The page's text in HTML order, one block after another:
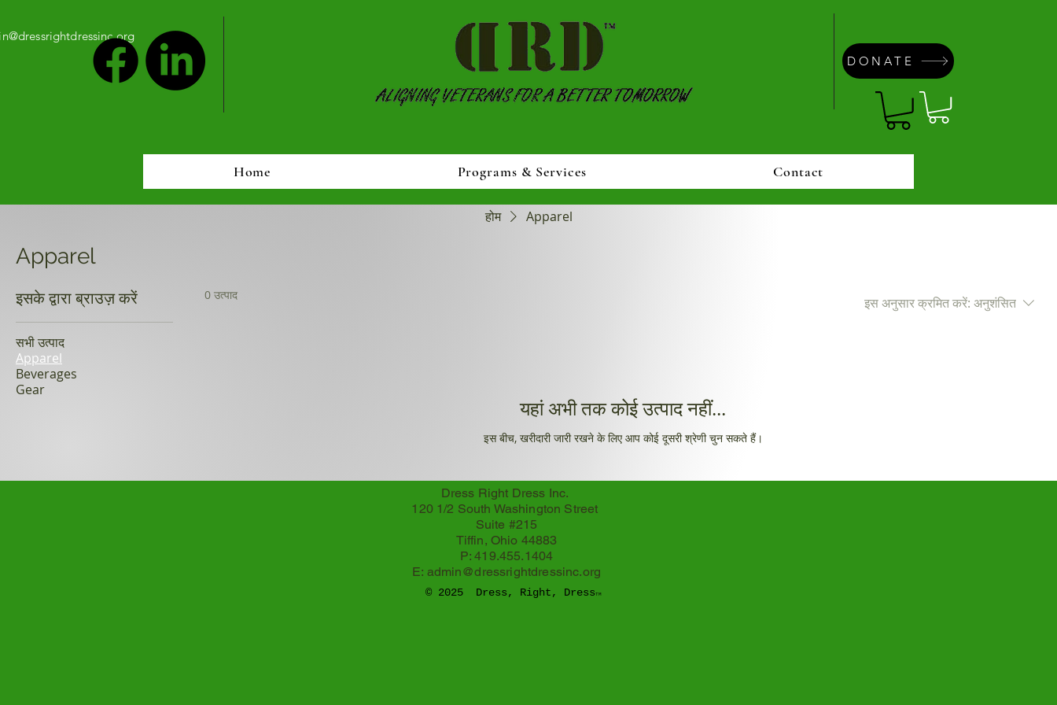
DONATE
Home Programs & Services Contact
होम Apparel
Apparel
इसके द्वारा ब्राउज़ करें
सभी उत्पाद
Apparel
Beverages
Gear
0 उत्पाद इस अनुसार क्रमित करें: अनुशंसित
यहां अभी तक कोई उत्पाद नहीं...
इस बीच, खरीदारी जारी रखने के लिए आप कोई दूसरी श्रेणी चुन सकते हैं।
Dress Right Dress Inc.
120 1/2 South Washington Street
Suite #215
Tiffin, Ohio 44883
P: 419.455.1404
E: admin@dressrightdressinc.org
© 2025 Dress, Right, DressTM